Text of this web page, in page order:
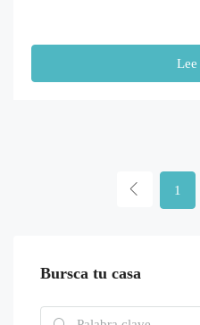
Lee
1
Bursca tu casa